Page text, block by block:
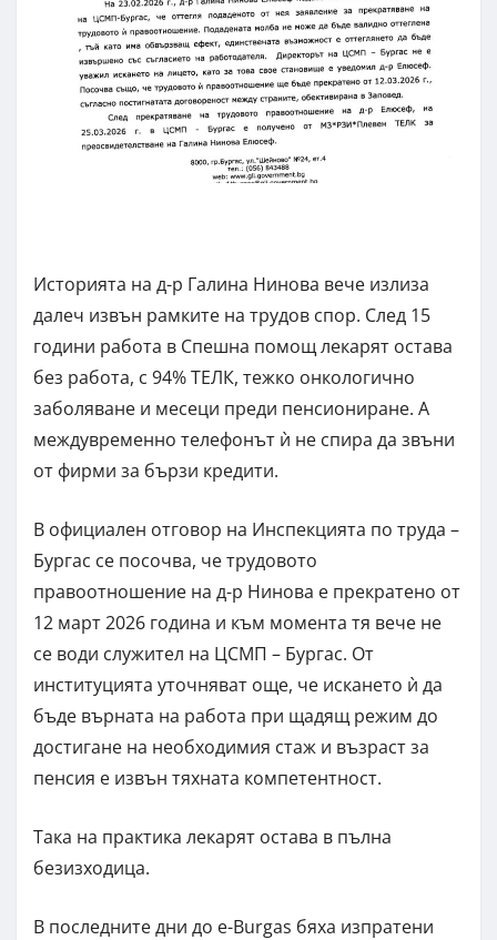
Историята на д-р Галина Нинова вече излиза
далеч извън рамките на трудов спор. След 15
години работа в Спешна помощ лекарят остава
без работа, с 94% ТЕЛК, тежко онкологично
заболяване и месеци преди пенсиониране. А
междувременно телефонът ѝ не спира да звъни
от фирми за бързи кредити.
В официален отговор на Инспекцията по труда –
Бургас се посочва, че трудовото
правоотношение на д-р Нинова е прекратено от
12 март 2026 година и към момента тя вече не
се води служител на ЦСМП – Бургас. От
институцията уточняват още, че искането ѝ да
бъде върната на работа при щадящ режим до
достигане на необходимия стаж и възраст за
пенсия е извън тяхната компетентност.
Така на практика лекарят остава в пълна
безизходица.
В последните дни до e-Burgas бяха изпратени